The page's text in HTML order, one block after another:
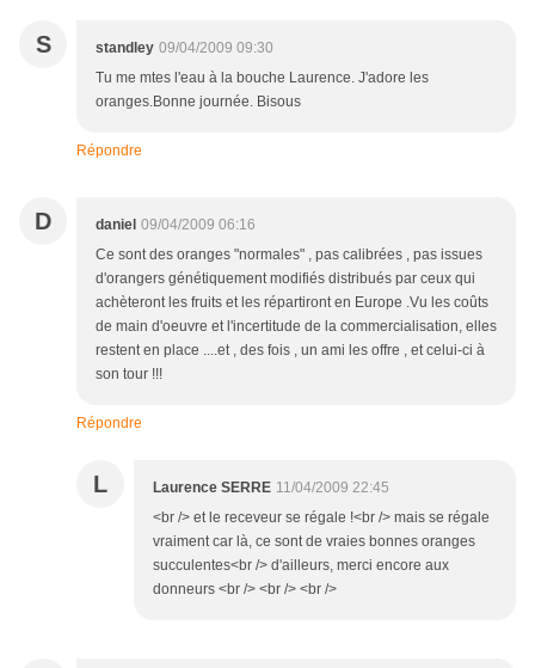
S standley 09/04/2009 09:30
Tu me mtes l'eau à la bouche Laurence. J'adore les
oranges.Bonne journée. Bisous
Répondre
D daniel 09/04/2009 06:16
Ce sont des oranges "normales" , pas calibrées , pas issues
d'orangers génétiquement modifiés distribués par ceux qui
achèteront les fruits et les répartiront en Europe .Vu les coûts
de main d'oeuvre et l'incertitude de la commercialisation, elles
restent en place ....et , des fois , un ami les offre , et celui-ci à
son tour !!!
Répondre
L Laurence SERRE 11/04/2009 22:45
<br /> et le receveur se régale !<br /> mais se régale
vraiment car là, ce sont de vraies bonnes oranges
succulentes<br /> d'ailleurs, merci encore aux
donneurs <br /> <br /> <br />